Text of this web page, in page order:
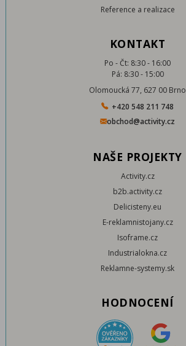
Reference a realizace
KONTAKT
Po - Čt: 8:30 - 16:00
Pá: 8:30 - 15:00
Olomoucká 77, 627 00 Brno
+420 548 211 748
obchod@activity.cz
NAŠE PROJEKTY
Activity.cz
b2b.activity.cz
Delicisteny.eu
E-reklamnistojany.cz
Isoframe.cz
Industrialokna.cz
Reklamne-systemy.sk
HODNOCENÍ